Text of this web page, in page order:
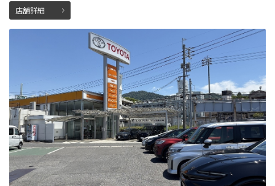
店舗詳細